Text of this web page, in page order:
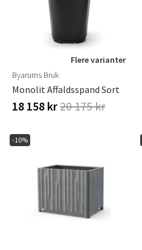
Flere varianter
Byarums Bruk
Monolit Affaldsspand Sort
18 158 kr20 175 kr
-10%